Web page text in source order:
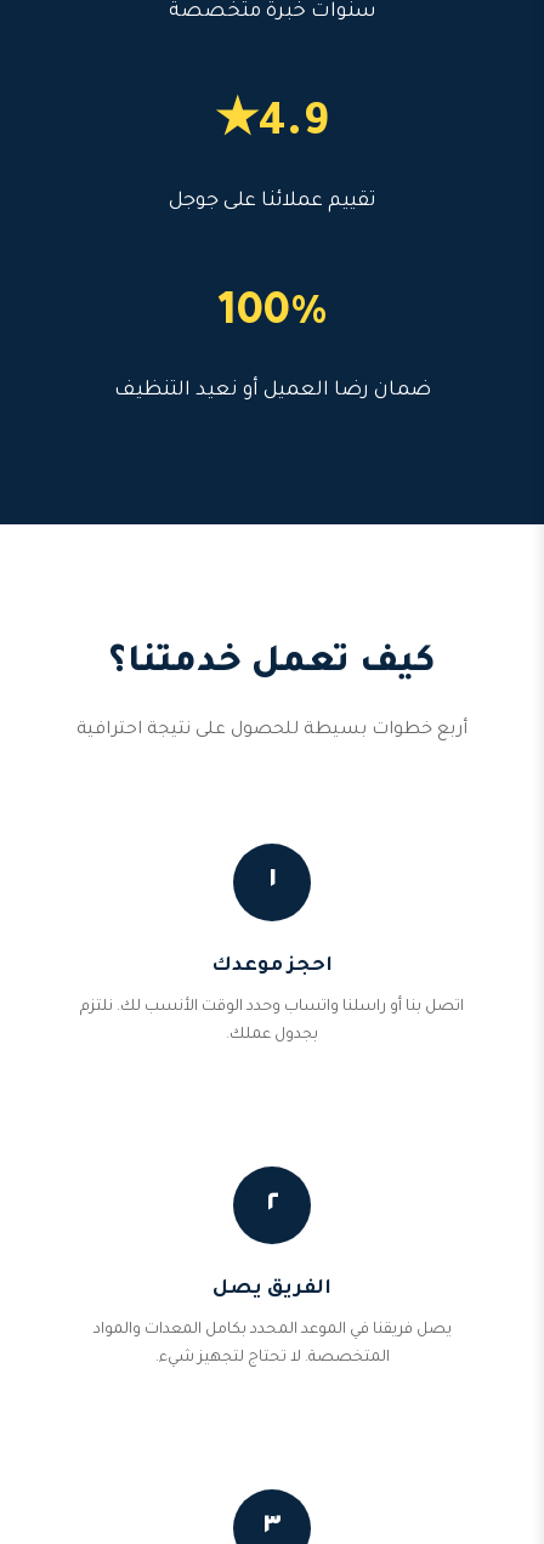
سنوات خبرة متخصصة
4.9★
تقييم عملائنا على جوجل
100%
ضمان رضا العميل أو نعيد التنظيف
كيف تعمل خدمتنا؟
أربع خطوات بسيطة للحصول على نتيجة احترافية
١
احجز موعدك
اتصل بنا أو راسلنا واتساب وحدد الوقت الأنسب لك. نلتزم
بجدول عملك.
٢
الفريق يصل
يصل فريقنا في الموعد المحدد بكامل المعدات والمواد
المتخصصة. لا تحتاج لتجهيز شيء.
٣